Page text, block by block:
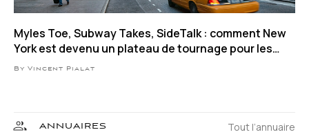
Myles Toe, Subway Takes, SideTalk : comment New
York est devenu un plateau de tournage pour les
influenceurs
By Vincent Pialat
ANNUAIRES Tout l’annuaire